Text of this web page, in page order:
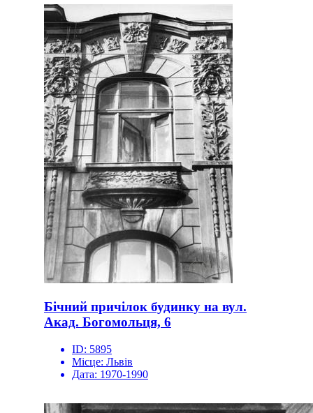
Бічний причілок будинку на вул.
Акад. Богомольця, 6
ID: 5895
Місце: Львів
Дата: 1970-1990